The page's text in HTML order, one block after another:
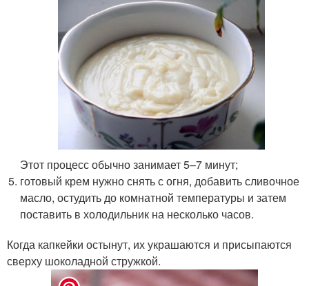
Этот процесс обычно занимает 5–7 минут;
готовый крем нужно снять с огня, добавить сливочное
масло, остудить до комнатной температуры и затем
поставить в холодильник на несколько часов.
Когда капкейки остынут, их украшаются и присыпаются
сверху шоколадной стружкой.